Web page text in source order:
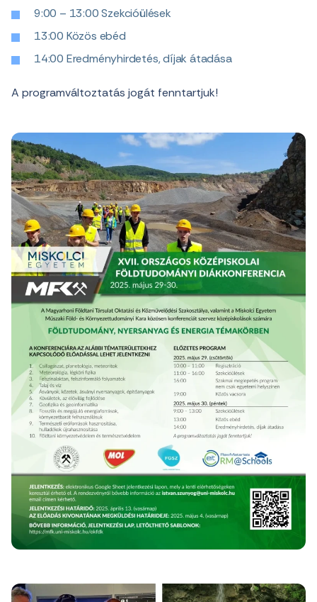
9:00 – 13:00 Szekcióülések
13:00 Közös ebéd
14:00 Eredményhirdetés, díjak átadása
A programváltoztatás jogát fenntartjuk!